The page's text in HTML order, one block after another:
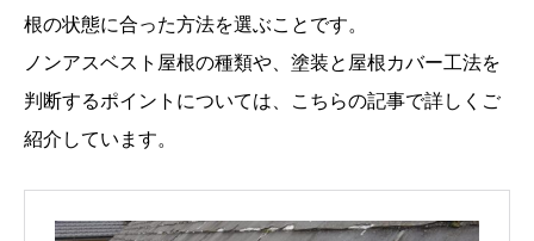
根の状態に合った方法を選ぶことです。
ノンアスベスト屋根の種類や、塗装と屋根カバー工法を
判断するポイントについては、こちらの記事で詳しくご
紹介しています。